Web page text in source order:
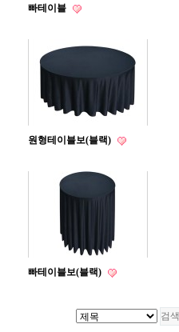
빠테이블
원형테이블보(블랙)
빠테이블보(블랙)